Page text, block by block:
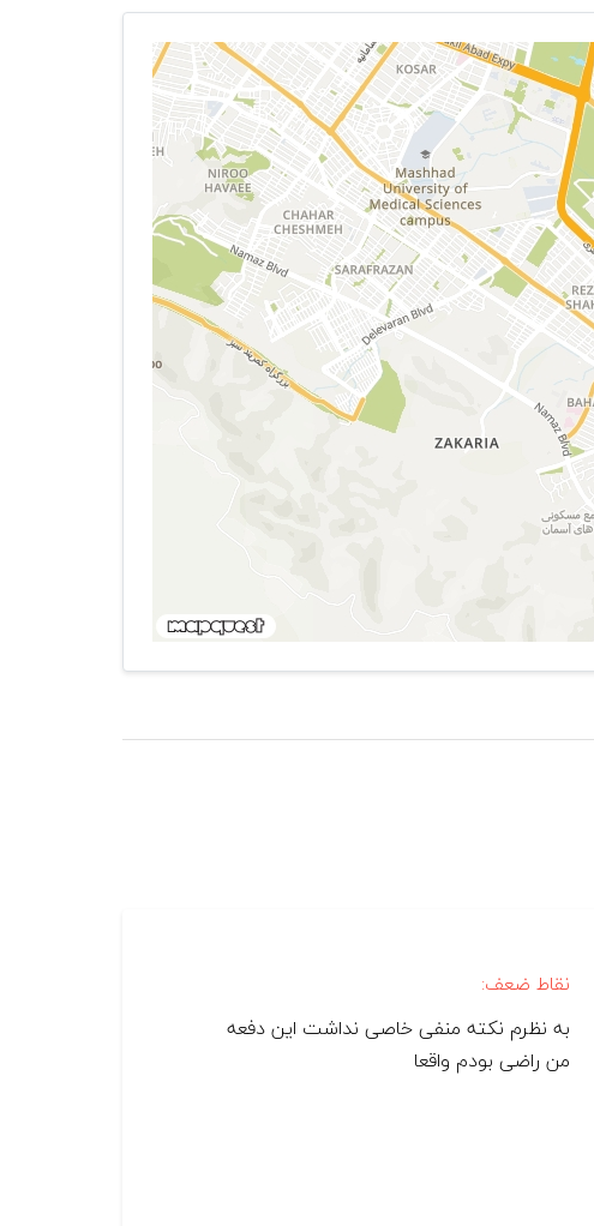
نقاط ضعف:
به نظرم نکته منفی خاصی نداشت این دفعه
من راضی بودم واقعا